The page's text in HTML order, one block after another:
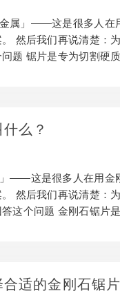
金属」——这是很多人在
然后我们再说清楚：
题 锯片是专为切割硬
材料，对金属这类硬
削方式去除金属，切口
更长，切割效率更高。
么？
」——这是很多人在用金
然后我们再说清楚：
这个问题 金刚石锯片
硬度10）。 以金刚石为
切割时，金刚石颗粒以
适的金刚石锯片